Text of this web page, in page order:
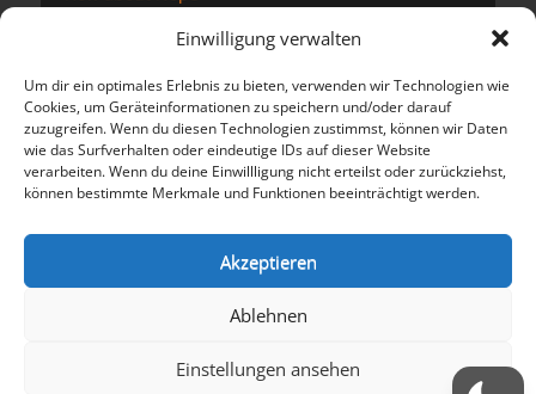
Einwilligung verwalten
Um dir ein optimales Erlebnis zu bieten, verwenden wir Technologien wie
Cookies, um Geräteinformationen zu speichern und/oder darauf
zuzugreifen. Wenn du diesen Technologien zustimmst, können wir Daten
wie das Surfverhalten oder eindeutige IDs auf dieser Website
verarbeiten. Wenn du deine Einwillligung nicht erteilst oder zurückziehst,
können bestimmte Merkmale und Funktionen beeinträchtigt werden.
Akzeptieren
Ablehnen
Einstellungen ansehen
Datenschutzerklärung
Links
Podcast
Unterstützung